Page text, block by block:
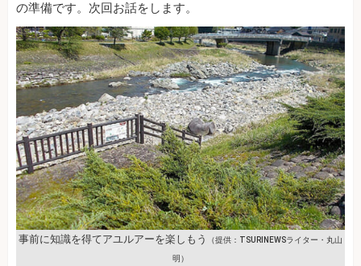
の準備です。次回お話をします。
事前に知識を得てアユルアーを楽しもう （提供：TSURINEWSライター・丸山
明）